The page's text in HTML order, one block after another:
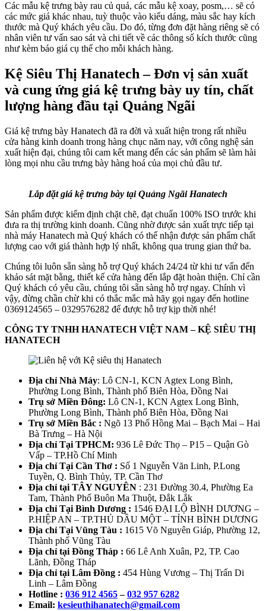
Các mẫu kệ trưng bày rau củ quả, các mẫu kệ xoay, posm,… sẽ có
các mức giá khác nhau, tuỳ thuộc vào kiểu dáng, màu sắc hay kích
thước mà Quý khách yêu cầu. Do đó, từng đơn đặt hàng riêng sẽ có
nhân viên tư vấn sao sát và chi tiết về các thông số kích thước cũng
như kèm báo giá cụ thể cho mỗi khách hàng.
Kệ Siêu Thị Hanatech – Đơn vị sản xuất
và cung ứng giá kệ trưng bày uy tín, chất
lượng hàng đầu tại Quảng Ngãi
Giá kệ trưng bày Hanatech đã ra đời và xuất hiện trong rất nhiều
cửa hàng kinh doanh trong hàng chục năm nay, với công nghệ sản
xuất hiện đại, chúng tôi cam kết mang đến các sản phẩm sẽ làm hài
lòng mọi nhu cầu trưng bày hàng hoá của mọi chủ đầu tư.
Lắp đặt giá kệ trưng bày tại Quảng Ngãi Hanatech
Sản phẩm được kiểm định chặt chẽ, đạt chuẩn 100% ISO trước khi
đưa ra thị trường kinh doanh. Cũng nhờ được sản xuất trực tiếp tại
nhà máy Hanatech mà Quý khách có thể nhận được sản phẩm chất
lượng cao với giá thành hợp lý nhất, không qua trung gian thứ ba.
Chúng tôi luôn sẵn sàng hỗ trợ Quý khách 24/24 từ khi tư vấn đến
khảo sát mặt bằng, thiết kế cửa hàng đến lắp đặt hoàn thiện. Chỉ cần
Quý khách có yêu cầu, chúng tôi sẵn sàng hỗ trợ ngay. Chính vì
vậy, đừng chần chừ khi có thắc mắc mà hãy gọi ngay đến hotline
0369124565 – 0329576282 để được hỗ trợ kịp thời nhé!
CÔNG TY TNHH HANATECH VIỆT NAM – KỆ SIÊU THỊ
HANATECH
Địa chỉ Nhà Máy: Lô CN-1, KCN Agtex Long Bình,
Phường Long Bình, Thành phố Biên Hòa, Đồng Nai
Trụ sở Miền Đông: Lô CN-1, KCN Agtex Long Bình,
Phường Long Bình, Thành phố Biên Hòa, Đồng Nai
Trụ sở Miền Bắc : Ngõ 13 Phố Hồng Mai – Bạch Mai – Hai
Bà Trưng – Hà Nội
Địa chỉ Tại TPHCM: 936 Lê Đức Thọ – P15 – Quận Gò
Vấp – TP.Hồ Chí Minh
Địa chỉ Tại Cần Thơ : Số 1 Nguyễn Văn Linh, P.Long
Tuyền, Q. Bình Thủy, TP. Cần Thơ
Địa chỉ tại TÂY NGUYÊN : 231 Đường 30.4, Phường Ea
Tam, Thành Phố Buôn Ma Thuột, Đắk Lắk
Địa chỉ Tại Bình Dương : 1546 ĐẠI LỘ BÌNH DƯƠNG –
P.HIỆP AN – TP.THỦ DẦU MỘT – TỈNH BÌNH DƯƠNG
Địa chỉ Tại Vũng Tàu : 1615 Võ Nguyên Giáp, Phường 12,
Thành phố Vũng Tàu
Địa chỉ tại Đồng Tháp : 66 Lê Anh Xuân, P2, TP. Cao
Lãnh, Đồng Tháp
Địa chỉ tại Lâm Đồng : 454 Hùng Vương – Thị Trấn Di
Linh – Lâm Đồng
Hotline : 036 912 4565–032 957 6282
Email: kesieuthihanatech@gmail.com